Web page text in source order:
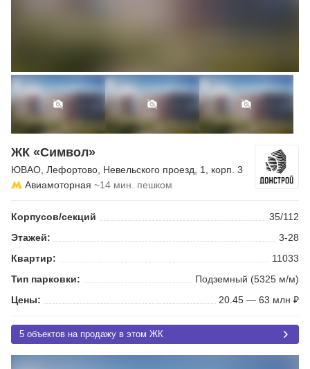
ЖК «Символ»
ЮВАО, Лефортово, Невельского проезд, 1, корп. 3
Авиамоторная ~14 мин. пешком
Корпусов/секций
35/112
Этажей:
3-28
Квартир:
11033
Тип парковки:
Подземный (5325 м/м)
Цены:
20.45 — 63 млн ₽
5 объектов на продажу в этом ЖК